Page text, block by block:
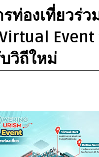
ท่องเที่ยวร่ว
วิถีใหม่